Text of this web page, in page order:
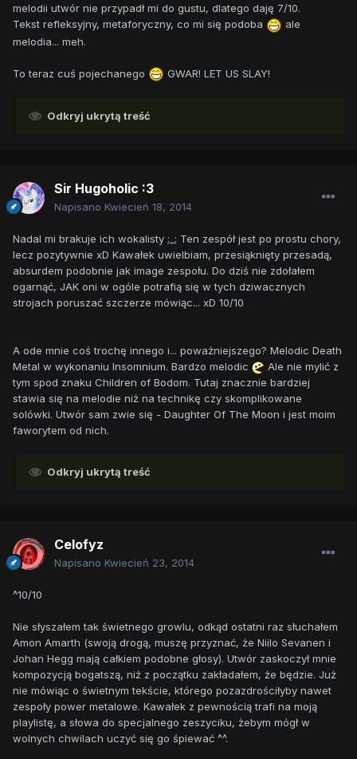
melodii utwór nie przypadł mi do gustu, dlatego daję 7/10.
Tekst refleksyjny, metaforyczny, co mi się podoba
ale
melodia... meh.
To teraz cuś pojechanego GWAR! LET US SLAY!
Odkryj ukrytą treść
Sir Hugoholic :3
Napisano Kwiecień 18, 2014
Nadal mi brakuje ich wokalisty ;_; Ten zespół jest po prostu chory,
lecz pozytywnie xD Kawałek uwielbiam, przesiąknięty przesadą,
absurdem podobnie jak image zespołu. Do dziś nie zdołałem
ogarnąć, JAK oni w ogóle potrafią się w tych dziwacznych
strojach poruszać szczerze mówiąc... xD 10/10
A ode mnie coś trochę innego i... poważniejszego? Melodic Death
Metal w wykonaniu Insomnium. Bardzo melodic
Ale nie mylić z
tym spod znaku Children of Bodom. Tutaj znacznie bardziej
stawia się na melodie niż na technikę czy skomplikowane
solówki. Utwór sam zwie się - Daughter Of The Moon i jest moim
faworytem od nich.
Odkryj ukrytą treść
Celofyz
Napisano Kwiecień 23, 2014
^10/10
Nie słyszałem tak świetnego growlu, odkąd ostatni raz słuchałem
Amon Amarth (swoją drogą, muszę przyznać, że Niilo Sevanen i
Johan Hegg mają całkiem podobne głosy). Utwór zaskoczył mnie
kompozycją bogatszą, niż z początku zakładałem, że będzie. Już
nie mówiąc o świetnym tekście, którego pozazdrościłyby nawet
zespoły power metalowe. Kawałek z pewnością trafi na moją
playlistę, a słowa do specjalnego zeszyciku, żebym mógł w
wolnych chwilach uczyć się go śpiewać ^^.